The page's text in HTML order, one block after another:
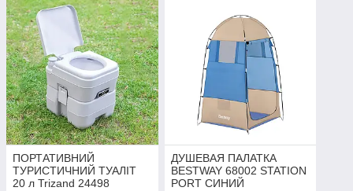
ПОРТАТИВНИЙ
ТУРИСТИЧНИЙ ТУАЛІТ
20 л Trizand 24498
ДУШЕВАЯ ПАЛАТКА
BESTWAY 68002 STATION
PORT СИНИЙ